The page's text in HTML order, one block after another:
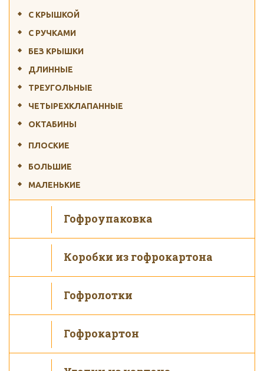
С КРЫШКОЙ
С РУЧКАМИ
БЕЗ КРЫШКИ
ДЛИННЫЕ
ТРЕУГОЛЬНЫЕ
ЧЕТЫРЕХКЛАПАННЫЕ
ОКТАБИНЫ
ПЛОСКИЕ
БОЛЬШИЕ
МАЛЕНЬКИЕ
Гофроупаковка
Коробки из гофрокартона
Гофролотки
Гофрокартон